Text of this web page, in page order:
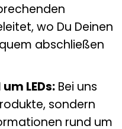
wo Du Deinen
abschließen
LEDs:Bei uns
sondern
rund um